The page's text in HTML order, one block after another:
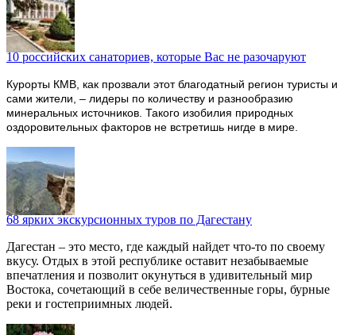
10 российских санаториев, которые Вас не разочаруют
Курорты КМВ, как прозвали этот благодатный регион туристы и
сами жители, – лидеры по количеству и разнообразию
минеральных источников. Такого изобилия природных
оздоровительных факторов не встретишь нигде в мире.
68 ярких экскурсионных туров по Дагестану
Дагестан – это место, где каждый найдет что-то по своему
вкусу. Отдых в этой республике оставит незабываемые
впечатления и позволит окунуться в удивительный мир
Востока, сочетающий в себе величественные горы, бурные
реки и гостеприимных людей.